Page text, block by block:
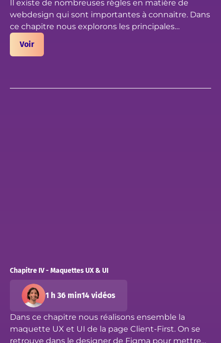
Il existe de nombreuses règles en matière de
webdesign qui sont importantes à connaitre. Dans
ce chapitre nous explorons les principales
tendances, habitudes consommateurs, idées
finirons par une analyse de la page Client-First sur
Voir
Chapitre IV - Maquettes UX & UI
1 h 36 min14 vidéos
Dans ce chapitre nous réalisons ensemble la
maquette UX et UI de la page Client-First. On se
retrouve dans le designer de Figma pour mettre